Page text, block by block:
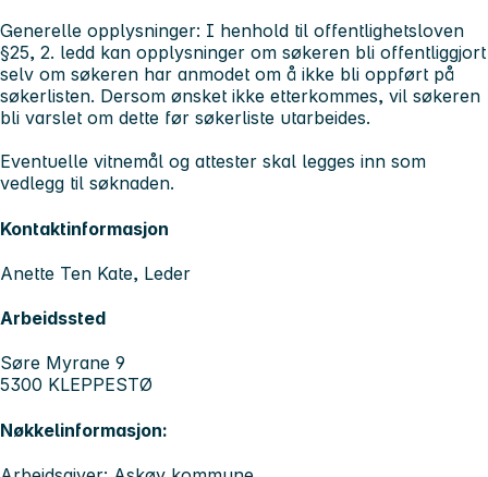
Generelle opplysninger: I henhold til offentlighetsloven
§25, 2. ledd kan opplysninger om søkeren bli offentliggjort
selv om søkeren har anmodet om å ikke bli oppført på
søkerlisten. Dersom ønsket ikke etterkommes, vil søkeren
bli varslet om dette før søkerliste utarbeides.
Eventuelle vitnemål og attester skal legges inn som
vedlegg til søknaden.
Kontaktinformasjon
Anette Ten Kate, Leder
Arbeidssted
Søre Myrane 9
5300 KLEPPESTØ
Nøkkelinformasjon: